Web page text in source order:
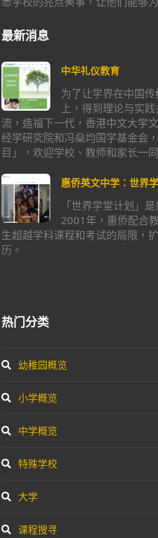
最新消息
中华礼仪教育
为了让学界在中国
上，得到理论与实
流，造福下一代，香港中文大学
经学研究院和冯燊均国学基金会
目」，欢迎学校、教师和家长一
惠侨英文中学：世界
「世界学堂计划」
2001年，惠侨配合
生超越学科课程和考试的局限，
历。
热门分类
幼稚园概览
小学概览
中学概览
特殊学校
大学
课程搜寻